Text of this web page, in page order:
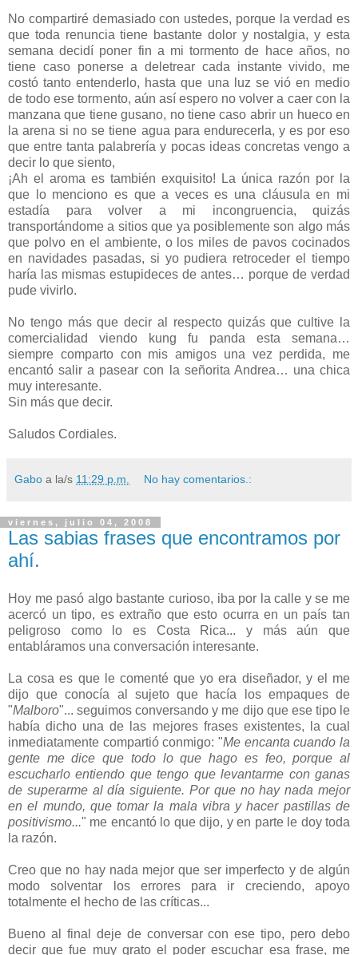
No compartiré demasiado con ustedes, porque la verdad es
que toda renuncia tiene bastante dolor y nostalgia, y esta
semana decidí poner fin a mi tormento de hace años, no
tiene caso ponerse a deletrear cada instante vivido, me
costó tanto entenderlo, hasta que una luz se vió en medio
de todo ese tormento, aún así espero no volver a caer con la
manzana que tiene gusano, no tiene caso abrir un hueco en
la arena si no se tiene agua para endurecerla, y es por eso
que entre tanta palabrería y pocas ideas concretas vengo a
decir lo que siento,
¡Ah el aroma es también exquisito! La única razón por la
que lo menciono es que a veces es una cláusula en mi
estadía para volver a mi incongruencia, quizás
transportándome a sitios que ya posiblemente son algo más
que polvo en el ambiente, o los miles de pavos cocinados
en navidades pasadas, si yo pudiera retroceder el tiempo
haría las mismas estupideces de antes… porque de verdad
pude vivirlo.
No tengo más que decir al respecto quizás que cultive la
comercialidad viendo kung fu panda esta semana…
siempre comparto con mis amigos una vez perdida, me
encantó salir a pasear con la señorita Andrea… una chica
muy interesante.
Sin más que decir.
Saludos Cordiales.
Gabo a la/s 11:29 p.m. No hay comentarios.:
viernes, julio 04, 2008
Las sabias frases que encontramos por
ahí.
Hoy me pasó algo bastante curioso, iba por la calle y se me
acercó un tipo, es extraño que esto ocurra en un país tan
peligroso como lo es Costa Rica... y más aún que
entabláramos una conversación interesante.
La cosa es que le comenté que yo era diseñador, y el me
dijo que conocía al sujeto que hacía los empaques de
"Malboro"... seguimos conversando y me dijo que ese tipo le
había dicho una de las mejores frases existentes, la cual
inmediatamente compartió conmigo: "Me encanta cuando la
gente me dice que todo lo que hago es feo, porque al
escucharlo entiendo que tengo que levantarme con ganas
de superarme al día siguiente. Por que no hay nada mejor
en el mundo, que tomar la mala vibra y hacer pastillas de
positivismo..." me encantó lo que dijo, y en parte le doy toda
la razón.
Creo que no hay nada mejor que ser imperfecto y de algún
modo solventar los errores para ir creciendo, apoyo
totalmente el hecho de las críticas...
Bueno al final deje de conversar con ese tipo, pero debo
decir que fue muy grato el poder escuchar esa frase, me